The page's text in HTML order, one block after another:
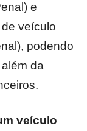
e
veículo
podendo
da
veículo